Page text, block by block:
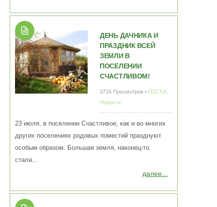
ДЕНЬ ДАЧНИКА И
ПРАЗДНИК ВСЕЙ
ЗЕМЛИ В
ПОСЕЛЕНИИ
СЧАСТЛИВОМ!
3716 Просмотров • ГОСТИ
Новости
далее...
23 июля, в поселении Счастливое, как и во многих
других поселениях родовых поместий празднуют
особым образом. Большая земля, наконец-то
стала...